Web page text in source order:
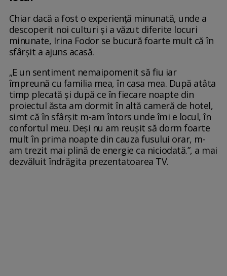
Chiar dacă a fost o experiență minunată, unde a
descoperit noi culturi și a văzut diferite locuri
minunate, Irina Fodor se bucură foarte mult că în
sfârșit a ajuns acasă.
„E un sentiment nemaipomenit să fiu iar
împreună cu familia mea, în casa mea. După atâta
timp plecată și după ce în fiecare noapte din
proiectul ăsta am dormit în altă cameră de hotel,
simt că în sfârșit m-am întors unde îmi e locul, în
confortul meu. Deși nu am reușit să dorm foarte
mult în prima noapte din cauza fusului orar, m-
am trezit mai plină de energie ca niciodată.”, a mai
dezvăluit îndrăgita prezentatoarea TV.